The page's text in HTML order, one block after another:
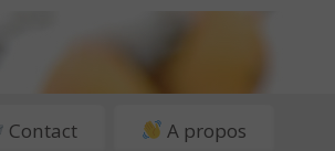
Contact A propos